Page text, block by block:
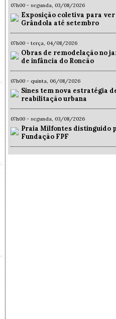
07h00 - segunda, 03/08/2026
Exposição coletiva para ver
Grândola até setembro
07h00 - terça, 04/08/2026
Obras de remodelação no
de infância do Roncão
07h00 - quinta, 06/08/2026
Sines tem nova estratégia
reabilitação urbana
07h00 - segunda, 03/08/2026
Praia Milfontes distinguido
Fundação FPF